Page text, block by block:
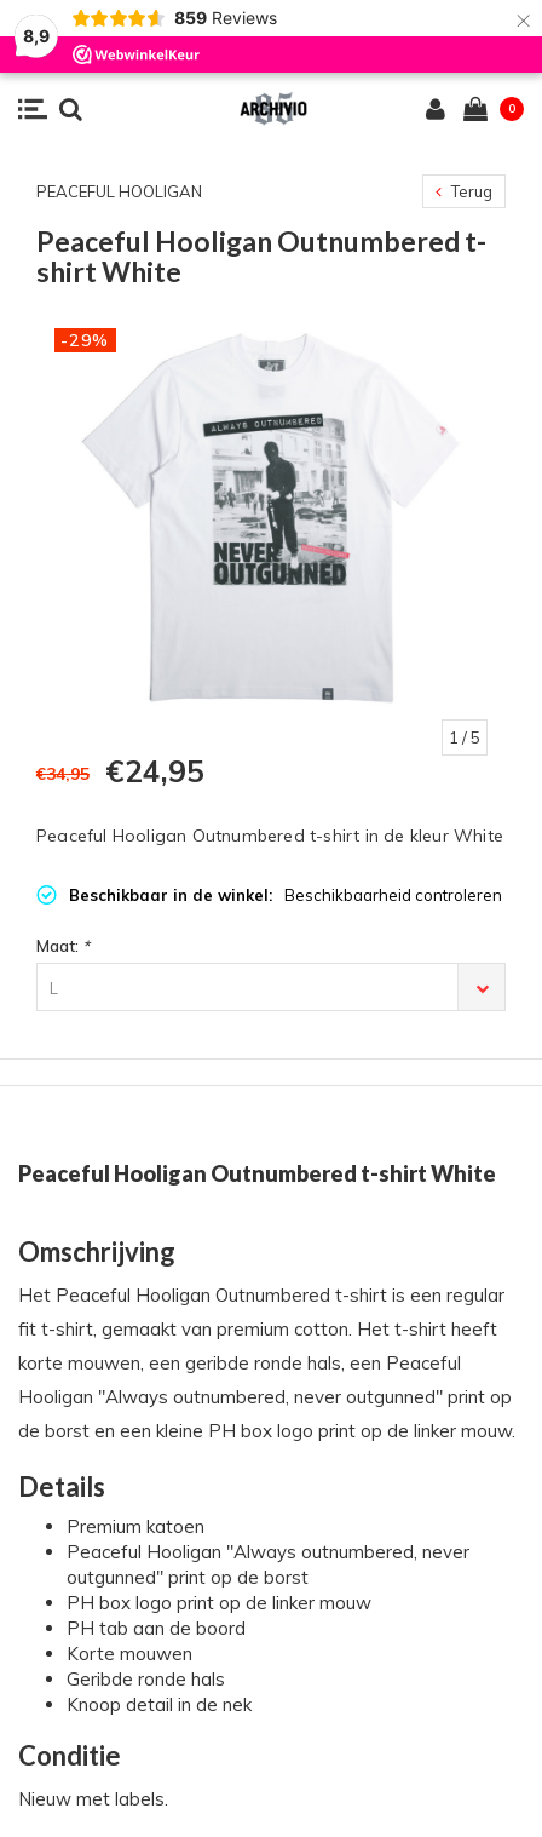
8,9
859 Reviews ×
0
PEACEFUL HOOLIGAN Terug
Peaceful Hooligan Outnumbered t-
shirt White
-29%
1 / 5
€34,95 €24,95
Peaceful Hooligan Outnumbered t-shirt in de kleur White
Beschikbaar in de winkel: Beschikbaarheid controleren
Maat: *
L
Peaceful Hooligan Outnumbered t-shirt White
Omschrijving
Het Peaceful Hooligan Outnumbered t-shirt is een regular
fit t-shirt, gemaakt van premium cotton. Het t-shirt heeft
korte mouwen, een geribde ronde hals, een Peaceful
Hooligan "Always outnumbered, never outgunned" print op
de borst en een kleine PH box logo print op de linker mouw.
Details
Premium katoen
Peaceful Hooligan "Always outnumbered, never
outgunned" print op de borst
PH box logo print op de linker mouw
PH tab aan de boord
Korte mouwen
Geribde ronde hals
Knoop detail in de nek
Conditie
Nieuw met labels.